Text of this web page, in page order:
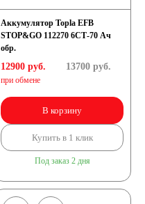
Аккумулятор Topla EFB
STOP&GO 112270 6СТ-70 Ач
обр.
12900 руб.
при обмене
13700руб.
В корзину
Купить в 1 клик
Под заказ 2 дня